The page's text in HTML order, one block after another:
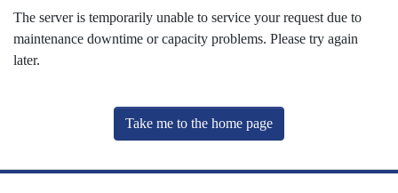
The server is temporarily unable to service your request due to
maintenance downtime or capacity problems. Please try again
later.
Take me to the home page